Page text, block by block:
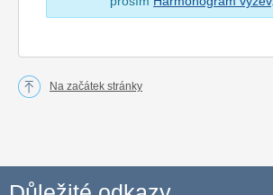
Na začátek stránky